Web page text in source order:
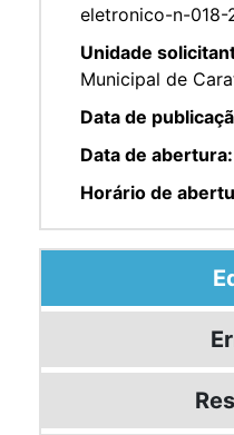
eletronico-n-018-
Unidade
Municipal de
Data de
Data de abertura:
Horário de